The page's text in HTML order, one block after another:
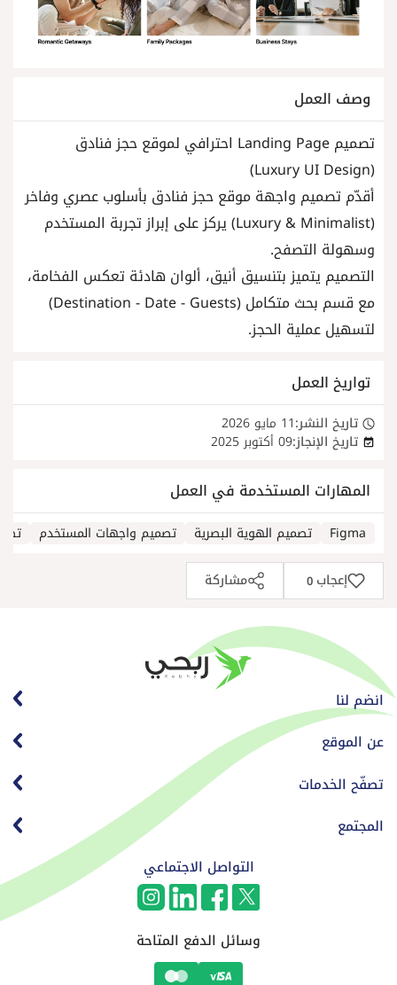
وصف العمل
تصميم Landing Page احترافي لموقع حجز فنادق
(Luxury UI Design)
أقدّم تصميم واجهة موقع حجز فنادق بأسلوب عصري وفاخر
(Luxury & Minimalist) يركز على إبراز تجربة المستخدم
وسهولة التصفح.
التصميم يتميز بتنسيق أنيق، ألوان هادئة تعكس الفخامة،
مع قسم بحث متكامل (Destination - Date - Guests)
لتسهيل عملية الحجز.
تواريخ العمل
تاريخ النشر:11 مايو 2026
تاريخ الإنجاز:09 أكتوبر 2025
المهارات المستخدمة في العمل
Figma تصميم الهوية البصرية تصميم واجهات المستخدم
إعجاب 0 مشاركة
انضم لنا
عن الموقع
تصفّح الخدمات
المجتمع
التواصل الاجتماعي
وسائل الدفع المتاحة